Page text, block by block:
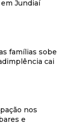
Jundiaí
famílias sobe
cai
nos
e